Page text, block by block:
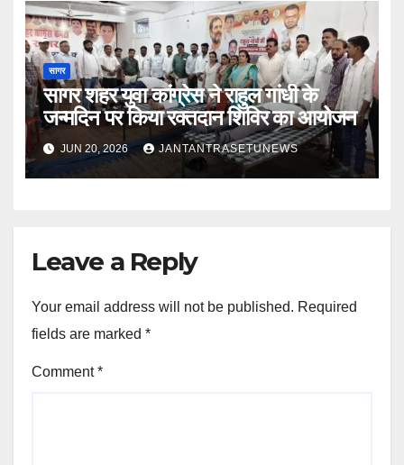
सागर
सागर शहर युवा कांग्रेस ने राहुल गांधी के
जन्मदिन पर किया रक्तदान शिविर का आयोजन
JUN 20, 2026 JANTANTRASETUNEWS
Leave a Reply
Your email address will not be published. Required
fields are marked *
Comment*